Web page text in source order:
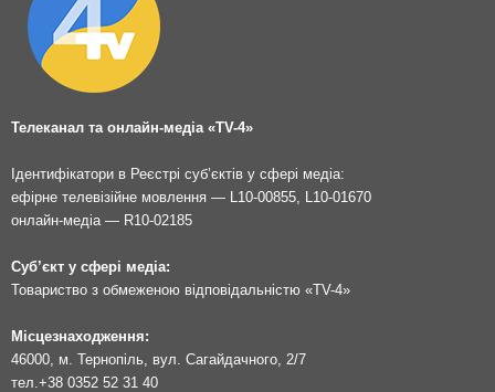
Телеканал та онлайн-медіа «TV-4»
Ідентифікатори в Реєстрі суб’єктів у сфері медіа:
ефірне телевізійне мовлення — L10-00855, L10-01670
онлайн-медіа — R10-02185
Суб’єкт у сфері медіа:
Товариство з обмеженою відповідальністю «TV-4»
Місцезнаходження:
46000, м. Тернопіль, вул. Сагайдачного, 2/7
тел. +38 0352 52 31 40